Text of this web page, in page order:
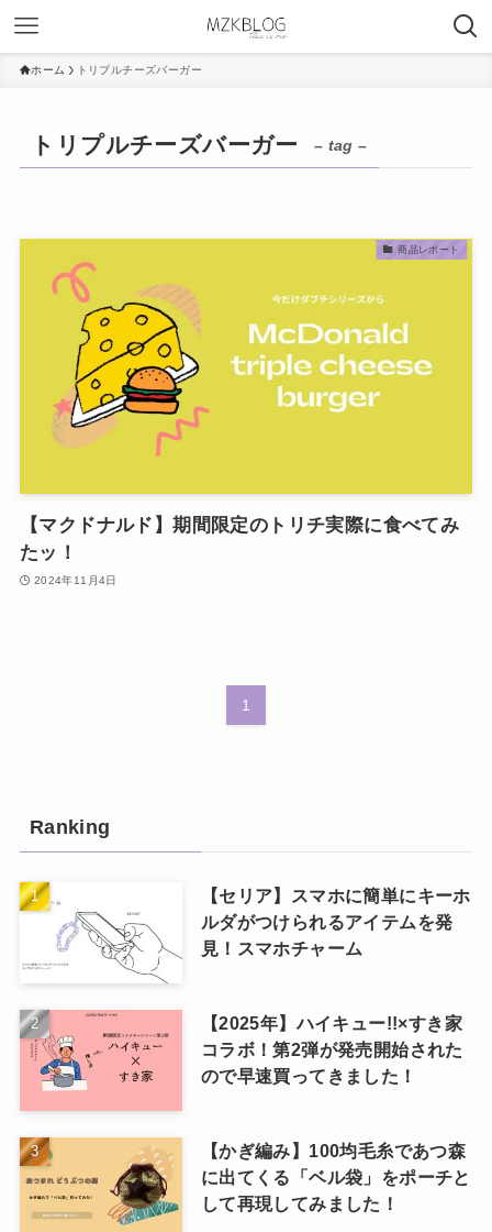
ホーム トリプルチーズバーガー
トリプルチーズバーガー – tag –
商品レポート
【マクドナルド】期間限定のトリチ実際に食べてみ
たッ！
2024年11月4日
1
Ranking
【セリア】スマホに簡単にキーホ
ルダがつけられるアイテムを発
見！スマホチャーム
【2025年】ハイキュー!!×すき家
コラボ！第2弾が発売開始された
ので早速買ってきました！
【かぎ編み】100均毛糸であつ森
に出てくる「ベル袋」をポーチと
して再現してみました！